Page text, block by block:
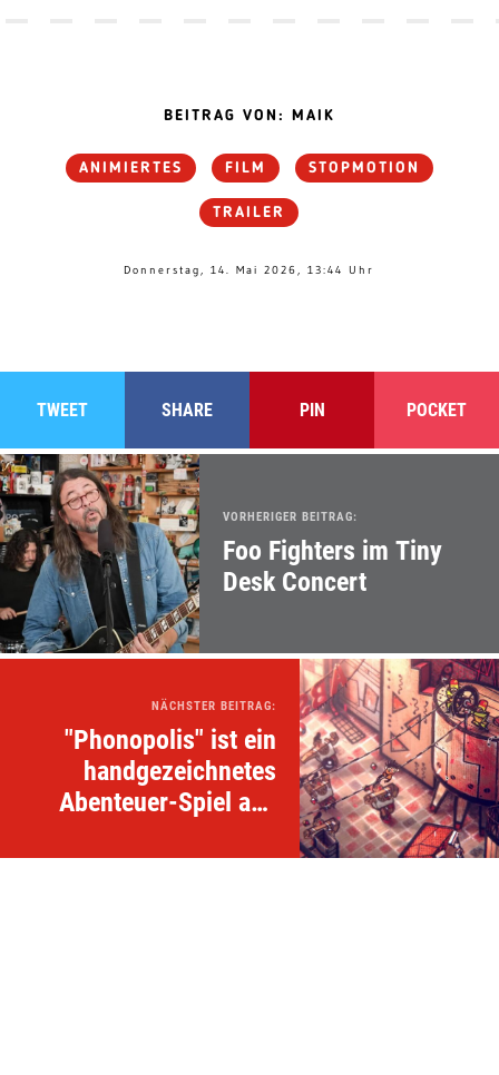
BEITRAG VON: MAIK
ANIMIERTES FILM STOPMOTION
TRAILER
Donnerstag, 14. Mai 2026, 13:44 Uhr
TWEET SHARE PIN POCKET
VORHERIGER BEITRAG:
Foo Fighters im Tiny
Desk Concert
NÄCHSTER BEITRAG:
"Phonopolis" ist ein
handgezeichnetes
Abenteuer-Spiel aus